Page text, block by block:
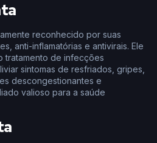
reconhecido por suas
anti-inflamatórias e antivirais. Ele
tratamento de infecções
sintomas de resfriados, gripes,
descongestionantes e
valioso para a saúde